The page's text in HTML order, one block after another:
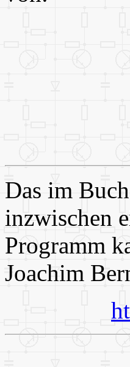
Das im
inzwischen
Programm
Joachim